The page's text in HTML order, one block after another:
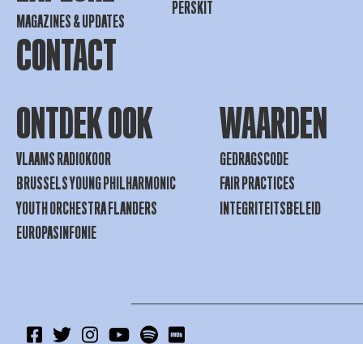
MAGAZINES & UPDATES
CONTACT
PERSKIT
ONTDEK OOK
VLAAMS RADIOKOOR
BRUSSELS YOUNG PHILHARMONIC
YOUTH ORCHESTRA FLANDERS
EUROPASINFONIE
WAARDEN
GEDRAGSCODE
FAIR PRACTICES
INTEGRITEITSBELEID